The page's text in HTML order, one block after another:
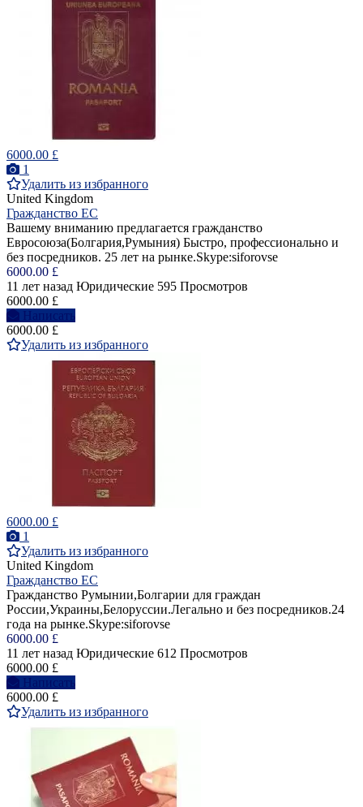
6000.00 £
1
Удалить из избранного
United Kingdom
Гражданство ЕС
Вашему вниманию предлагается гражданство
Евросоюза(Болгария,Румыния) Быстро, профессионально и
без посредников. 25 лет на рынке.Skype:siforovse
6000.00 £
11 лет назад Юридические 595 Просмотров
6000.00 £
Написать
6000.00 £
Удалить из избранного
6000.00 £
1
Удалить из избранного
United Kingdom
Гражданство ЕС
Гражданство Румынии,Болгарии для граждан
России,Украины,Белоруссии.Легально и без посредников.24
года на рынке.Skype:siforovse
6000.00 £
11 лет назад Юридические 612 Просмотров
6000.00 £
Написать
6000.00 £
Удалить из избранного